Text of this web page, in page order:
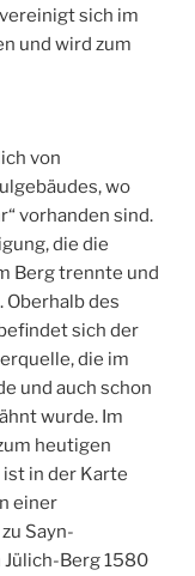
sich im
und wird zum
von
wo
vorhanden sind.
die die
Berg trennte und
des
sich der
die im
und auch schon
wurde. Im
heutigen
ist in der Karte
einer
Sayn-
Berg 1580